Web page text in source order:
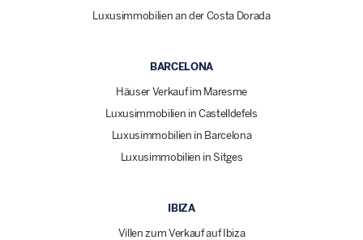
Luxusimmobilien an der Costa Dorada
BARCELONA
Häuser Verkauf im Maresme
Luxusimmobilien in Castelldefels
Luxusimmobilien in Barcelona
Luxusimmobilien in Sitges
IBIZA
Villen zum Verkauf auf Ibiza